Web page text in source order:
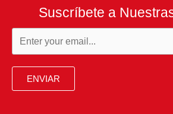
Suscríbete a
ENVIAR